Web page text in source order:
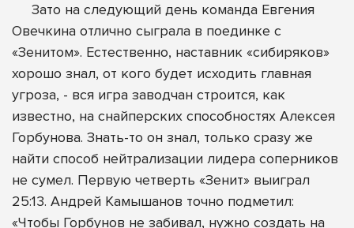
Зато на следующий день команда Евгения
Овечкина отлично сыграла в поединке с
«Зенитом». Естественно, наставник «сибиряков»
хорошо знал, от кого будет исходить главная
угроза, - вся игра заводчан строится, как
известно, на снайперских способностях Алексея
Горбунова. Знать-то он знал, только сразу же
найти способ нейтрализации лидера соперников
не сумел. Первую четверть «Зенит» выиграл
25:13. Андрей Камышанов точно подметил:
«Чтобы Горбунов не забивал, нужно создать на